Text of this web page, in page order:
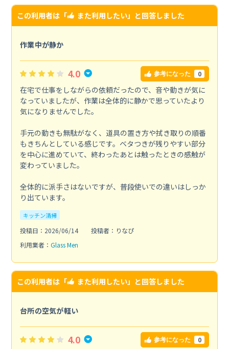
この利用者は「 また利用したい」と回答しました
作業中が静か
4.0 参考になった 0
在宅で仕事をしながらの依頼だったので、音や動きが気に
なっていましたが、作業は全体的に静かで思っていたより
気になりませんでした。
手元の動きも無駄がなく、道具の置き方や拭き取りの順番
もきちんとしている感じです。ベタつきが残りやすい部分
を中心に進めていて、終わったあとは触ったときの感触が
変わっていました。
全体的に派手さはないですが、普段使いでの違いはしっか
り出ています。
キッチン清掃
投稿日：2026/06/14
投稿者：りなぴ
利用業者： Glass Men
この利用者は「 また利用したい」と回答しました
台所の空気が軽い
4.0 参考になった 0